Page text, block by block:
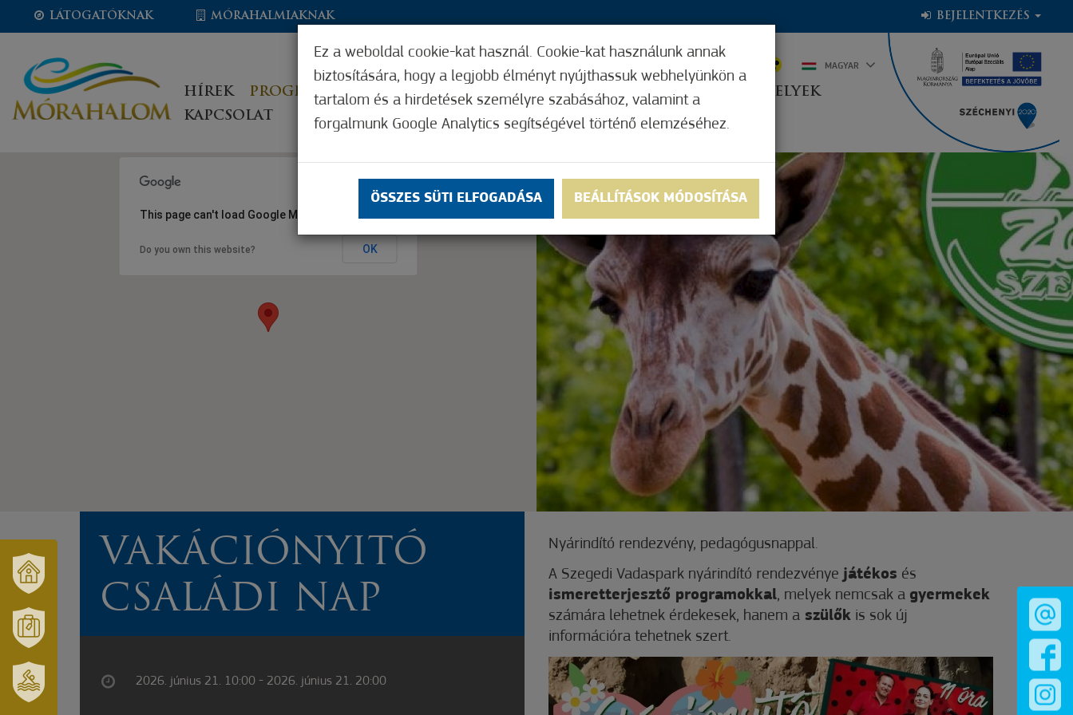
ÉS
TÉRSÉGÜNK
TURISZTIKA
LÁTOGATÓKNAK MÓRAHALMIAKNAK BEJELENTKEZÉS
HÍREK PROGRAMOK ÍGY MŰKÖDIK HASZNOS FUNKCIÓK
ELFOGADÓHELYEK
KAPCSOLAT
MAGYAR
This page can't load Google Maps correctly.
Do you own this website? OK
Nem értékelt
VAKÁCIÓNYITÓ
CSALÁDI NAP
2026. június 21. 10:00 - 2026. június 21. 20:00
Nyárindító rendezvény, pedagógusnappal.
A Szegedi Vadaspark nyárindító rendezvénye játékos és
ismeretterjesztő programokkal, melyek nemcsak a gyermekek
számára lehetnek érdekesek, hanem a szülők is sok új
információra tehetnek szert.
Ez a weboldal cookie-kat használ. Cookie-kat használunk annak
biztosítására, hogy a legjobb élményt nyújthassuk webhelyünkön a
tartalom és a hirdetések személyre szabásához, valamint a
forgalmunk Google Analytics segítségével történő elemzéséhez.
ÖSSZES SÜTI ELFOGADÁSA BEÁLLÍTÁSOK MÓDOSÍTÁSA